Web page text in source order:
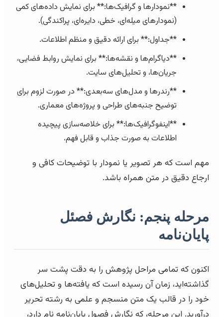
**نمودارها و گرافیک‌ها:** برای نمایش داده‌های کمی
(نمودارهای میله‌ای، خطی، دایره‌ای، پراکندگی).
**جداول:** برای ارائه دقیق و منظم اطلاعات.
**دیاگرام‌ها و نقشه‌ها:** برای نمایش روابط فضایی،
جریان‌ها، و تحلیل‌های سایت.
**رندرها و مدل‌های سه‌بعدی:** در صورت لزوم برای
توضیح جنبه‌های طراحی و پروژه‌های معماری.
**اینفوگرافیک‌ها:** برای خلاصه‌سازی پیچیده
اطلاعات به صورت جذاب و قابل فهم.
مهم است که هر تصویر یا نمودار با توضیحات کافی و
ارجاع دقیق در متن همراه باشد.
مرحله پنجم: نگارش فصئل
پایان‌نامه
اکنون که تمامی مراحل پژوهش را به دقت پشت سر
گذاشته‌اید، زمان آن رسیده است که یافته‌ها و تحلیل‌های
خود را در قالب یک متن منسجم و علمی به رشته تحریر
درآورید. این مرحله، که نگارش فصول پایان‌نامه نام دارد،